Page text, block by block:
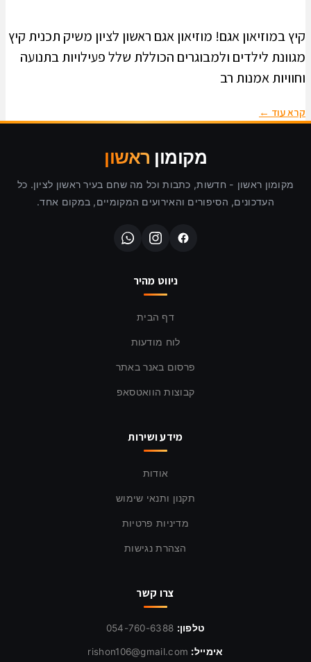
קיץ במוזיאון אגם! מוזיאון אגם ראשון לציון משיק תכנית קיץ
מגוונת לילדים ולמבוגרים הכוללת שלל פעילויות בתנועה
וחוויות אמנות רב
קרא עוד ←
מקומון ראשון
מקומון ראשון - חדשות, כתבות וכל מה שחם בעיר ראשון לציון. כל
העדכונים, הסיפורים והאירועים המקומיים, במקום אחד.
ניווט מהיר
דף הבית
לוח מודעות
פרסום באנר באתר
קבוצות הוואטסאפ
מידע ושירות
אודות
תקנון ותנאי שימוש
מדיניות פרטיות
הצהרת נגישות
צרו קשר
טלפון: 054-760-6388
אימייל: rishon106@gmail.com